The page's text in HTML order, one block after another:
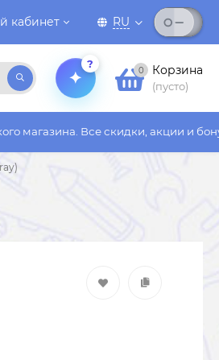
кабинет RU
?
0 Корзина
(пусто)
Все скидки, акции и бонусы